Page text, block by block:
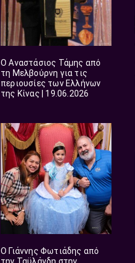
O Αναστάσιος Τάμης από
τη Μελβούρνη για τις
περιουσίες των Ελλήνων
της Κίνας | 19.06.2026
Ο Γιάννης Φωτιάδης από